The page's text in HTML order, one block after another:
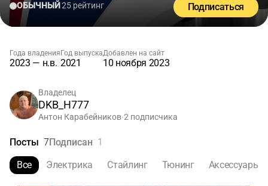
ОБЫЧНЫЙ25 рейтинг Подписаться
Года владения
2023 — н.в.
Год выпуска
2021
Добавлен на сайт
10 ноября 2023
Владелец
DKB_H777
Антон Карабейников•2 подписчика
Посты 7Подписан 1
Все
Электрика Стайлинг Тюнинг Аксессуары